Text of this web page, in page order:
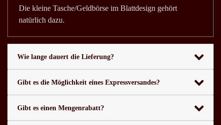
Die kleine Tasche/Geldbörse im Blattdesign gehört
natürlich dazu.
Wie lange dauert die Lieferung?
Gibt es die Möglichkeit eines Expressversandes?
Gibt es einen Mengenrabatt?